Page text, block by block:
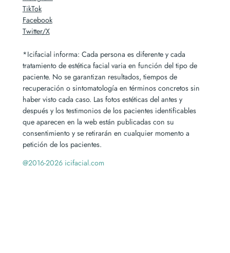
TikTok
Facebook
Twitter/X
*Icifacial informa: Cada persona es diferente y cada
tratamiento de estética facial varia en función del tipo de
paciente. No se garantizan resultados, tiempos de
recuperación o sintomatología en términos concretos sin
haber visto cada caso. Las fotos estéticas del antes y
después y los testimonios de los pacientes identificables
que aparecen en la web están publicadas con su
consentimiento y se retirarán en cualquier momento a
petición de los pacientes.
@2016-2026 icifacial.com